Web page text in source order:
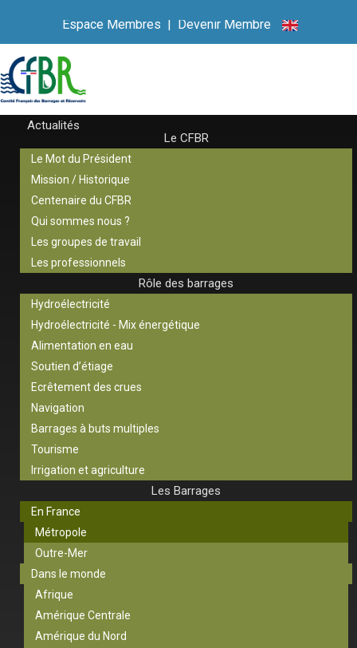
Espace Membres | Devenir Membre
Actualités
Le CFBR
Le Mot du Président
Mission / Historique
Centenaire du CFBR
Qui sommes nous ?
Les groupes de travail
Les professionnels
Rôle des barrages
Hydroélectricité
Hydroélectricité - Mix énergétique
Alimentation en eau
Soutien d’étiage
Ecrêtement des crues
Navigation
Barrages à buts multiples
Tourisme
Irrigation et agriculture
Les Barrages
En France
Métropole
Outre-Mer
Dans le monde
Afrique
Amérique Centrale
Amérique du Nord